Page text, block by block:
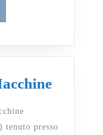
E
PERSONE:
REGIME
Corso
tenuto presso